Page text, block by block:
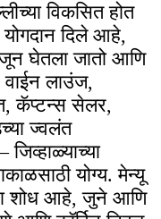
विकसित होत
योगदान दिले आहे,
घेतला जातो आणि
लाउंज,
कॅप्टन्स सेलर,
ज्वलंत
योग्य. मेन्यू
शोध आहे, जुने आणि